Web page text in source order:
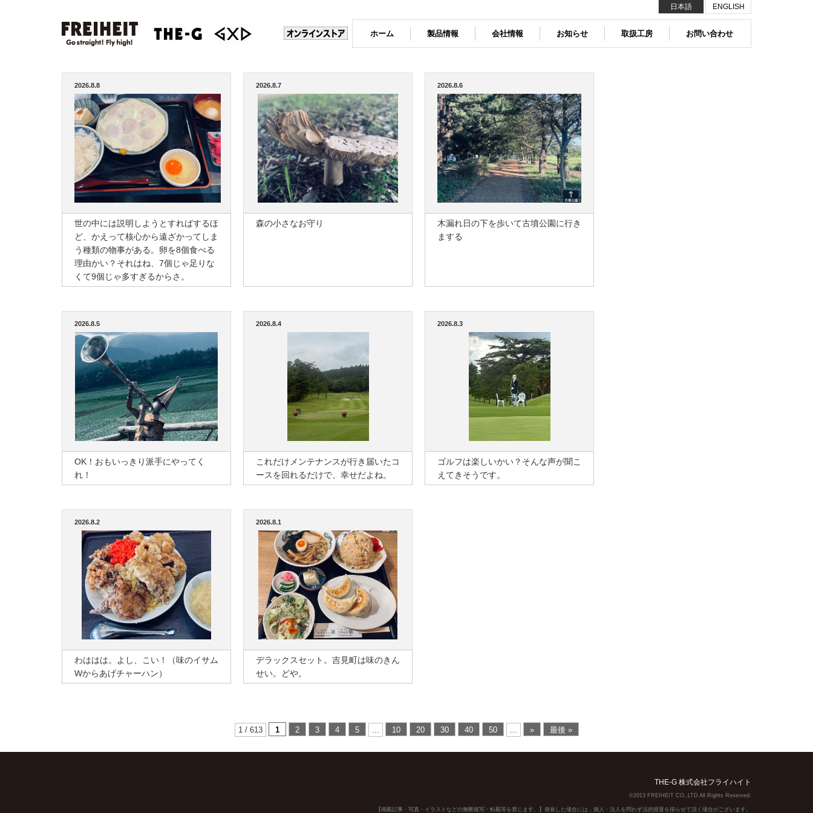
ホーム 製品情報 会社情報 お知らせ 取扱工房 お問い合わせ
日本語 ENGLISH
2026.8.8
世の中には説明しようとすればするほ
ど、かえって核心から遠ざかってしま
う種類の物事がある。卵を8個食べる
理由かい？それはね、7個じゃ足りな
くて9個じゃ多すぎるからさ。
2026.8.7
森の小さなお守り
2026.8.6
木漏れ日の下を歩いて古墳公園に行き
まする
2026.8.5
OK！おもいっきり派手にやってく
れ！
2026.8.4
これだけメンテナンスが行き届いたコ
ースを回れるだけで、幸せだよね。
2026.8.3
ゴルフは楽しいかい？そんな声が聞こ
えてきそうです。
2026.8.2
わははは。よし、こい！（味のイサム
Wからあげチャーハン）
2026.8.1
デラックスセット。吉見町は味のきん
せい。どや。
1 / 613 1 2 3 4 5 ... 10 20 30 40 50 ... » 最後 »
THE-G 株式会社フライハイト
©2013 FREIHEIT CO.,LTD All Rights Reserved.
【掲載記事・写真・イラストなどの無断複写・転載等を禁じます。】発覚した場合には，個人・法人を問わず法的措置を採らせて頂く場合がございます。